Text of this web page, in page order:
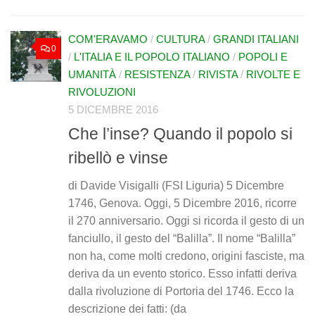
0
COM'ERAVAMO / CULTURA/ GRANDI ITALIANI
/ L'ITALIA E IL POPOLO ITALIANO / POPOLI E
UMANITÀ / RESISTENZA/ RIVISTA/ RIVOLTE E
RIVOLUZIONI
5 DICEMBRE 2016
Che l’inse? Quando il popolo si
ribellò e vinse
di Davide Visigalli (FSI Liguria) 5 Dicembre
1746, Genova. Oggi, 5 Dicembre 2016, ricorre
il 270 anniversario. Oggi si ricorda il gesto di un
fanciullo, il gesto del “Balilla”. Il nome “Balilla”
non ha, come molti credono, origini fasciste, ma
deriva da un evento storico. Esso infatti deriva
dalla rivoluzione di Portoria del 1746. Ecco la
descrizione dei fatti: (da